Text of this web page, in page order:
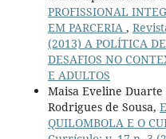
PROFISSIONAL
EM PARCERIA ,
(2013) A POLÍTICA
DESAFIOS NO
E ADULTOS
Maisa Eveline
Rodrigues de Sousa,
QUILOMBOLA E O